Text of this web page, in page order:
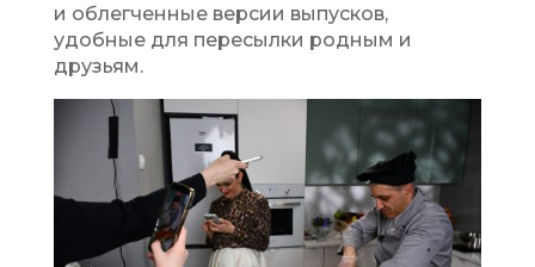
и облегченные версии выпусков,
удобные для пересылки родным и
друзьям.